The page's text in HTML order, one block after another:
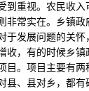
到重视。农民收
非常实在。乡镇
于发展问题的关
收，有的时候乡
。项目主要有两
县、县对乡，都